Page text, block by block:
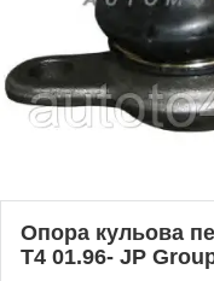
Опора кульова
T4 01.96- JP